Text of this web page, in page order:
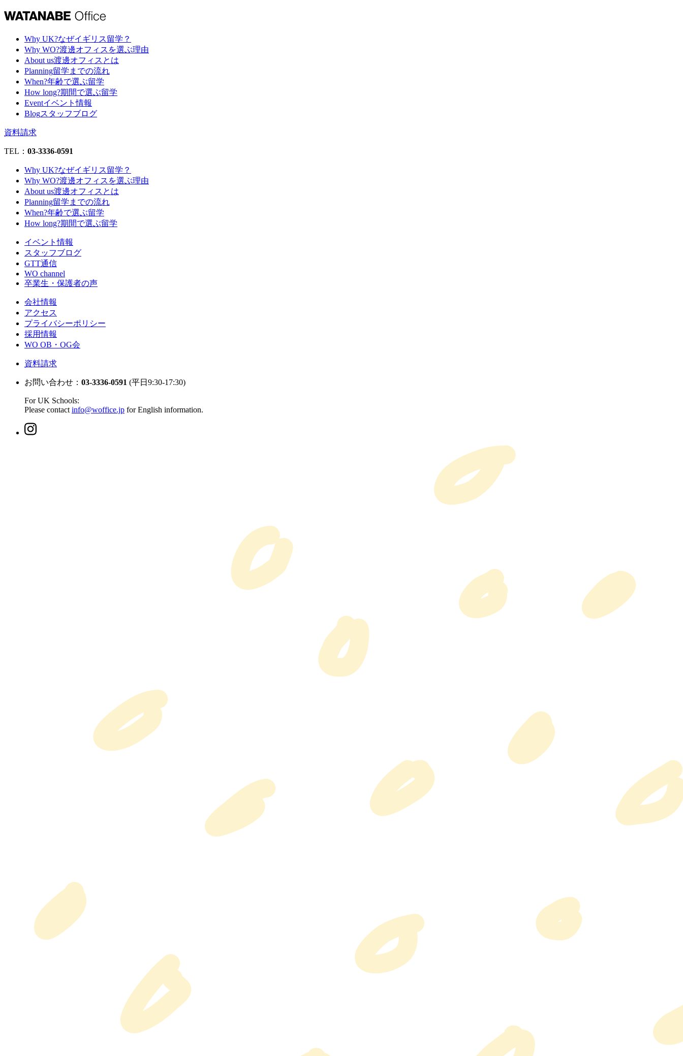
Why UK?なぜイギリス留学？
Why WO?渡邊オフィスを選ぶ理由
About us渡邊オフィスとは
Planning留学までの流れ
When?年齢で選ぶ留学
How long?期間で選ぶ留学
Eventイベント情報
Blogスタッフブログ
資料請求
TEL： 03-3336-0591
Why UK?なぜイギリス留学？
Why WO?渡邊オフィスを選ぶ理由
About us渡邊オフィスとは
Planning留学までの流れ
When?年齢で選ぶ留学
How long?期間で選ぶ留学
イベント情報
スタッフブログ
GTT通信
WO channel
卒業生・保護者の声
会社情報
アクセス
プライバシーポリシー
採用情報
WO OB・OG会
資料請求
お問い合わせ： 03-3336-0591 (平日9:30-17:30)
For UK Schools:
Please contact info@woffice.jp for English information.